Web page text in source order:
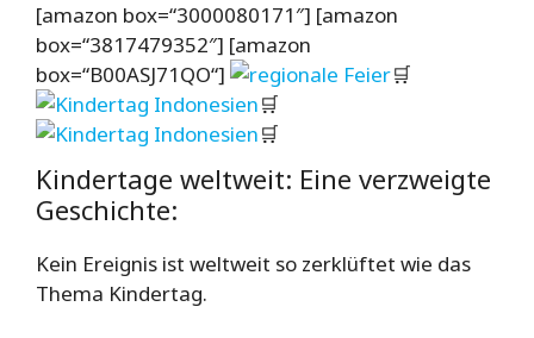
[amazon box=“3000080171″] [amazon
box=“3817479352″] [amazon
box=“B00ASJ71QO“]
🛒
🛒
🛒
Kindertage weltweit: Eine verzweigte
Geschichte:
Kein Ereignis ist weltweit so zerklüftet wie das
Thema Kindertag.